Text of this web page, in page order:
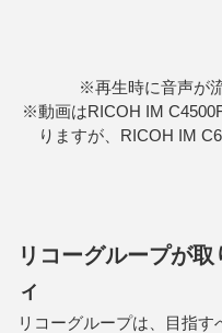
※再生時に音声が
※動画はRICOH IM
りますが、RICOH IM
リコーグループが
ィ
リコーグループは、目指